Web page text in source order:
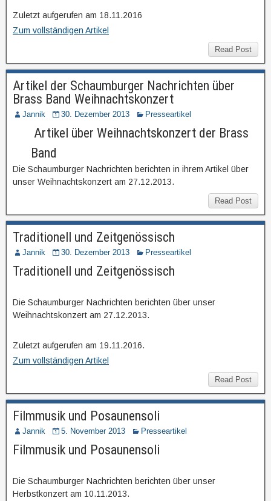
Zuletzt aufgerufen am 18.11.2016
Zum vollständigen Artikel
Read Post
Artikel der Schaumburger Nachrichten über
Brass Band Weihnachtskonzert
Jannik 30. Dezember 2013 Presseartikel
Artikel über Weihnachtskonzert der Brass
Band
Die Schaumburger Nachrichten berichten in ihrem Artikel über
unser Weihnachtskonzert am 27.12.2013.
Read Post
Traditionell und Zeitgenössisch
Jannik 30. Dezember 2013 Presseartikel
Traditionell und Zeitgenössisch
Die Schaumburger Nachrichten berichten über unser
Weihnachtskonzert am 27.12.2013.
Zuletzt aufgerufen am 19.11.2016.
Zum vollständigen Artikel
Read Post
Filmmusik und Posaunensoli
Jannik 5. November 2013 Presseartikel
Filmmusik und Posaunensoli
Die Schaumburger Nachrichten berichten über unser
Herbstkonzert am 10.11.2013.